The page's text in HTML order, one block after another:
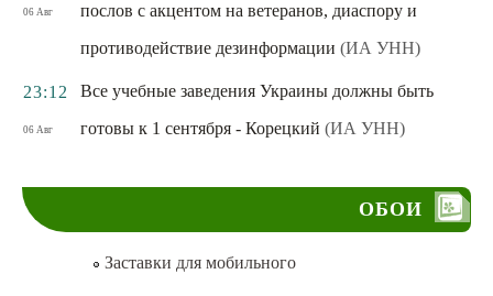
06 Авг
послов с акцентом на ветеранов, диаспору и
противодействие дезинформации (ИА УНН)
23:12
06 Авг
Все учебные заведения Украины должны быть
готовы к 1 сентября - Корецкий (ИА УНН)
ОБОИ
Заставки для мобильного